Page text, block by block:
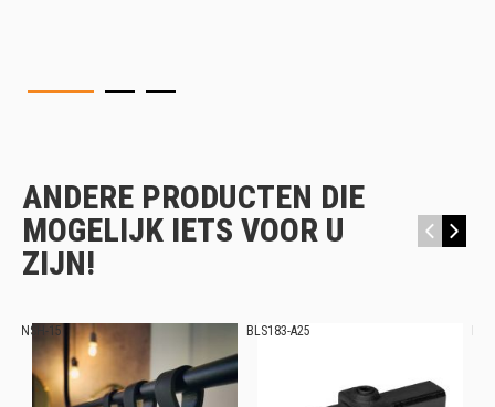
ANDERE PRODUCTEN DIE
MOGELIJK IETS VOOR U
ZIJN!
‹ ›
NSH-15 BLS183-A25